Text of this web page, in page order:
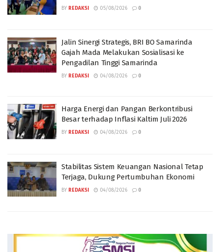
BY REDAKSI 05/08/2026 0
Jalin Sinergi Strategis, BRI BO Samarinda
Gajah Mada Melakukan Sosialisasi ke
Pengadilan Tinggi Samarinda
BY REDAKSI 04/08/2026 0
Harga Energi dan Pangan Berkontribusi
Besar terhadap Inflasi Kaltim Juli 2026
BY REDAKSI 04/08/2026 0
Stabilitas Sistem Keuangan Nasional Tetap
Terjaga, Dukung Pertumbuhan Ekonomi
BY REDAKSI 04/08/2026 0